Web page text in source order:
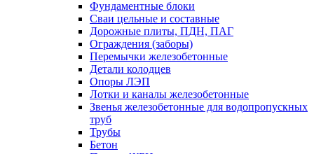
Фундаментные блоки
Сваи цельные и составные
Дорожные плиты, ПДН, ПАГ
Ограждения (заборы)
Перемычки железобетонные
Детали колодцев
Опоры ЛЭП
Лотки и каналы железобетонные
Звенья железобетонные для водопропускных
труб
Трубы
Бетон